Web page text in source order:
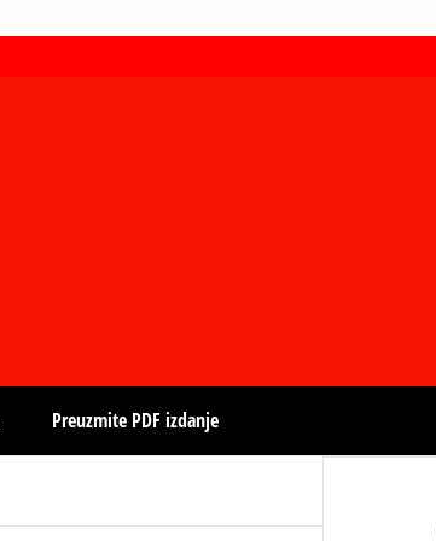
Preuzmite PDF izdanje